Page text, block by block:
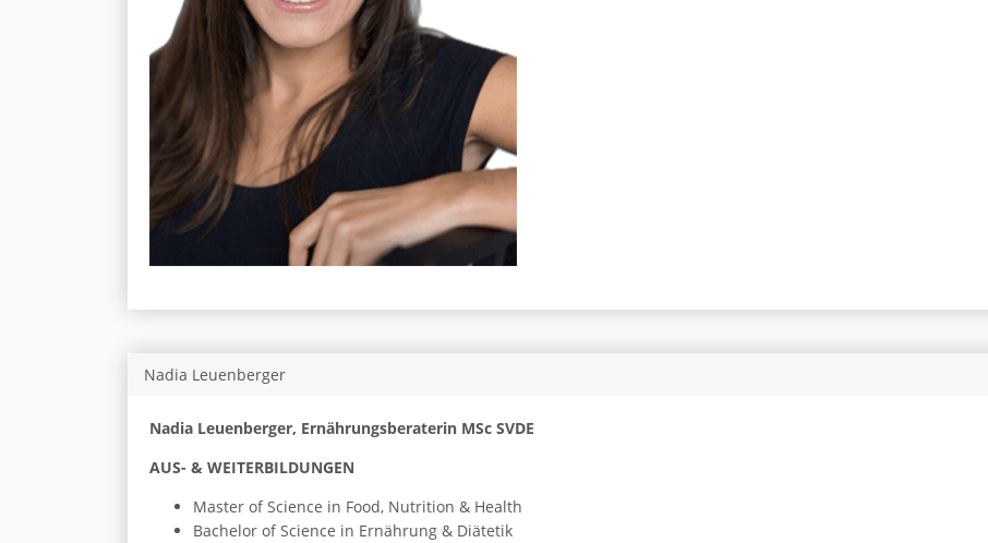
Nadia Leuenberger
Nadia Leuenberger, Ernährungsberaterin MSc SVDE
AUS- & WEITERBILDUNGEN
Master of Science in Food, Nutrition & Health
Bachelor of Science in Ernährung & Diätetik